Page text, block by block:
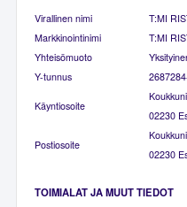
Virallinen nimi
T:MI
Markkinointinimi
T:MI
Yhteisömuoto
Y-tunnus
Käyntiosoite
02230
Postiosoite
02230
TOIMIALAT JA MUUT TIEDOT